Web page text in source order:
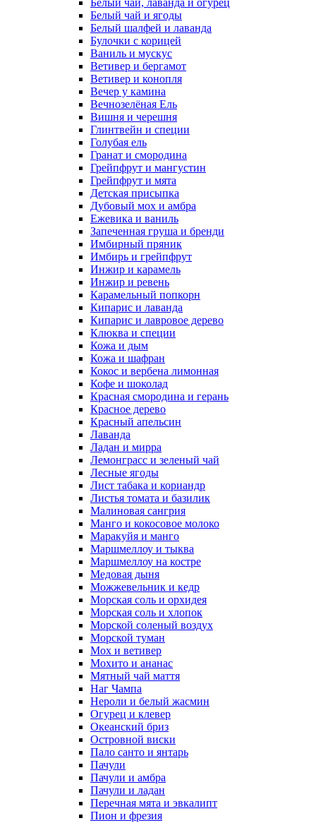
Белый чай, лаванда и огурец
Белый чай и ягоды
Белый шалфей и лаванда
Булочки с корицей
Ваниль и мускус
Ветивер и бергамот
Ветивер и конопля
Вечер у камина
Вечнозелёная Ель
Вишня и черешня
Глинтвейн и специи
Голубая ель
Гранат и смородина
Грейпфрут и мангустин
Грейпфрут и мята
Детская присыпка
Дубовый мох и амбра
Ежевика и ваниль
Запеченная груша и бренди
Имбирный пряник
Имбирь и грейпфрут
Инжир и карамель
Инжир и ревень
Карамельный попкорн
Кипарис и лаванда
Кипарис и лавровое дерево
Клюква и специи
Кожа и дым
Кожа и шафран
Кокос и вербена лимонная
Кофе и шоколад
Красная смородина и герань
Красное дерево
Красный апельсин
Лаванда
Ладан и мирра
Лемонграсс и зеленый чай
Лесные ягоды
Лист табака и кориандр
Листья томата и базилик
Малиновая сангрия
Манго и кокосовое молоко
Маракуйя и манго
Маршмеллоу и тыква
Маршмеллоу на костре
Медовая дыня
Можжевельник и кедр
Морская соль и орхидея
Морская соль и хлопок
Морской соленый воздух
Морской туман
Мох и ветивер
Мохито и ананас
Мятный чай маття
Наг Чампа
Нероли и белый жасмин
Огурец и клевер
Океанский бриз
Островной виски
Пало санто и янтарь
Пачули
Пачули и амбра
Пачули и ладан
Перечная мята и эвкалипт
Пион и фрезия